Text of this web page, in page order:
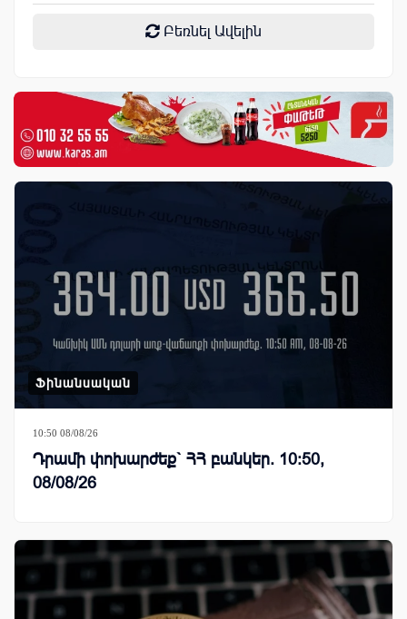
Բեռնել Ավելին
Ֆինանսական
10:50 08/08/26
Դրամի փոխարժեք` ՀՀ բանկեր. 10:50,
08/08/26